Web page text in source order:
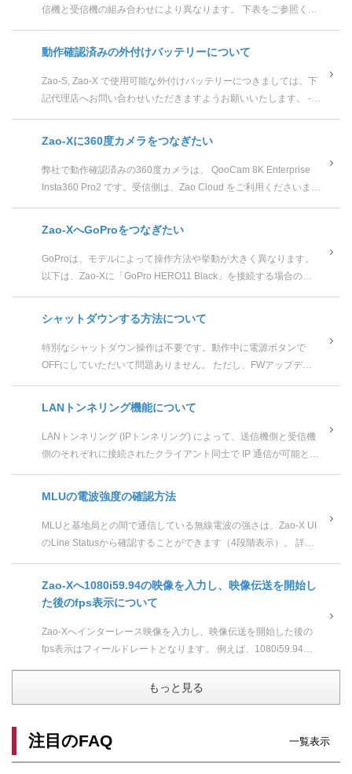
信機と受信機の組み合わせにより異なります。 下表をご参照くだ
動作確認済みの外付けバッテリーについて
Zao-S, Zao-X で使用可能な外付けバッテリーにつきましては、下
記代理店へお問い合わせいただきますようお願いいたします。 ----
Zao-Xに360度カメラをつなぎたい
弊社で動作確認済みの360度カメラは、 QooCam 8K Enterprise
Insta360 Pro2 です。受信側は、Zao Cloud をご利用くださいます
Zao-XへGoProをつなぎたい
GoProは、モデルによって操作方法や挙動が大きく異なります。
以下は、Zao-Xに「GoPro HERO11 Black」を接続する場合の例
シャットダウンする方法について
特別なシャットダウン操作は不要です。動作中に電源ボタンで
OFFにしていただいて問題ありません。 ただし、FWアップデー
LANトンネリング機能について
LANトンネリング (IPトンネリング) によって、送信機側と受信機
側のそれぞれに接続されたクライアント同士で IP 通信が可能とな
MLUの電波強度の確認方法
MLUと基地局との間で通信している無線電波の強さは、Zao-X UI
のLine Statusから確認することができます（4段階表示）。 詳細
Zao-Xへ1080i59.94の映像を入力し、映像伝送を開始し
た後のfps表示について
Zao-Xへインターレース映像を入力し、映像伝送を開始した後の
fps表示はフィールドレートとなります。 例えば、1080i59.94の
もっと見る
注目のFAQ 一覧表示